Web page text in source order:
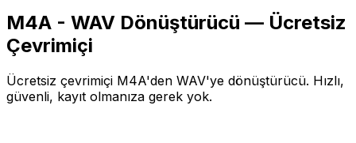
M4A - WAV Dönüştürücü — Ücretsiz
Çevrimiçi
Ücretsiz çevrimiçi M4A'den WAV'ye dönüştürücü. Hızlı,
güvenli, kayıt olmanıza gerek yok.